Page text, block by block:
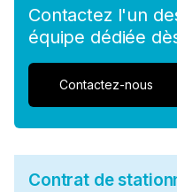
Contactez l'un
équipe dédiée
Contactez-nous
Contrat de